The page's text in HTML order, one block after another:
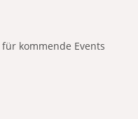
kommende Events